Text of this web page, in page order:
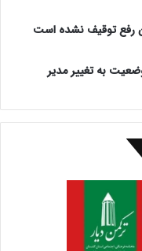
دچار لغزش و خطا
این عبارت به عنوان
قبول است. نداشتن
رواج و شهرت آن
‏نویسی ابراهیمی
ناب، در خلال
رفع توقیف نشده است
وضعیت به تغییر مدیر